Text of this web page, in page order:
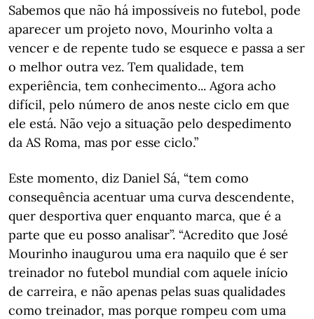
Sabemos que não há impossíveis no futebol, pode
aparecer um projeto novo, Mourinho volta a
vencer e de repente tudo se esquece e passa a ser
o melhor outra vez. Tem qualidade, tem
experiência, tem conhecimento... Agora acho
difícil, pelo número de anos neste ciclo em que
ele está. Não vejo a situação pelo despedimento
da AS Roma, mas por esse ciclo.”
Este momento, diz Daniel Sá, “tem como
consequência acentuar uma curva descendente,
quer desportiva quer enquanto marca, que é a
parte que eu posso analisar”. “Acredito que José
Mourinho inaugurou uma era naquilo que é ser
treinador no futebol mundial com aquele início
de carreira, e não apenas pelas suas qualidades
como treinador, mas porque rompeu com uma